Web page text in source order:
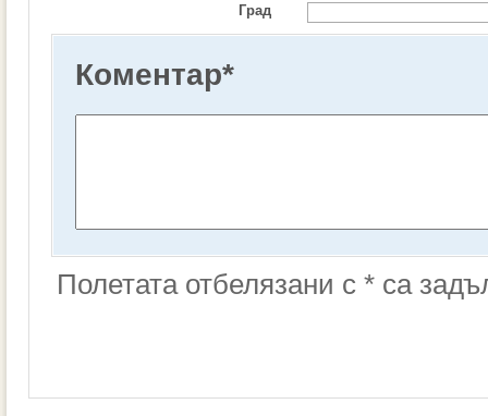
Град
Коментар*
Полетата отбелязани с * са